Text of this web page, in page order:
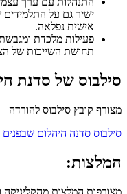
ישיר גם על
אישית נפלאה.
פעילות מלכדת
תחושת השייכות של
סילבוס של סדנת
מצורף קובץ סילבוס להורדה
סילבוס סדנה היהלום שבפנים
המלצות:
מצורפות המלצות מהקליניקה